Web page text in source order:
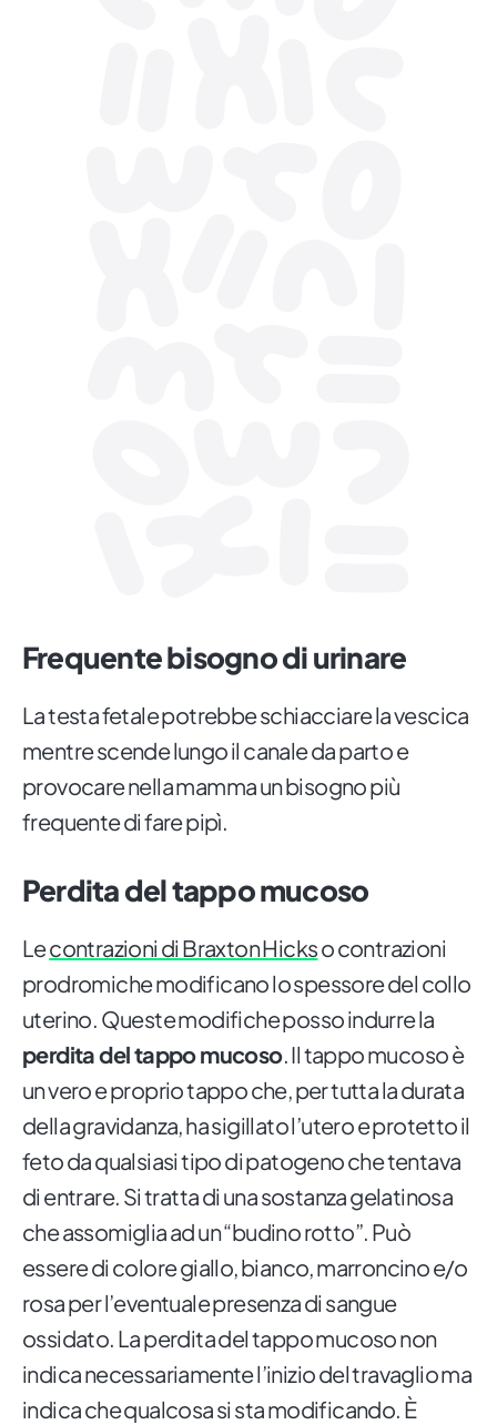
Frequente bisogno di urinare
La testa fetale potrebbe schiacciare la vescica
mentre scende lungo il canale da parto e
provocare nella mamma un bisogno più
frequente di fare pipì.
Perdita del tappo mucoso
Lecontrazioni di Braxton Hickso contrazioni
prodromiche modificano lo spessore del collo
uterino. Queste modifiche posso indurre la
perdita del tappo mucoso. Il tappo mucoso è
un vero e proprio tappo che, per tutta la durata
della gravidanza, ha sigillato l’utero e protetto il
feto da qualsiasi tipo di patogeno che tentava
di entrare. Si tratta di una sostanza gelatinosa
che assomiglia ad un “budino rotto”. Può
essere di colore giallo, bianco, marroncino e/o
rosa per l’eventuale presenza di sangue
ossidato. La perdita del tappo mucoso non
indica necessariamente l’inizio del travaglio ma
indica che qualcosa si sta modificando. È